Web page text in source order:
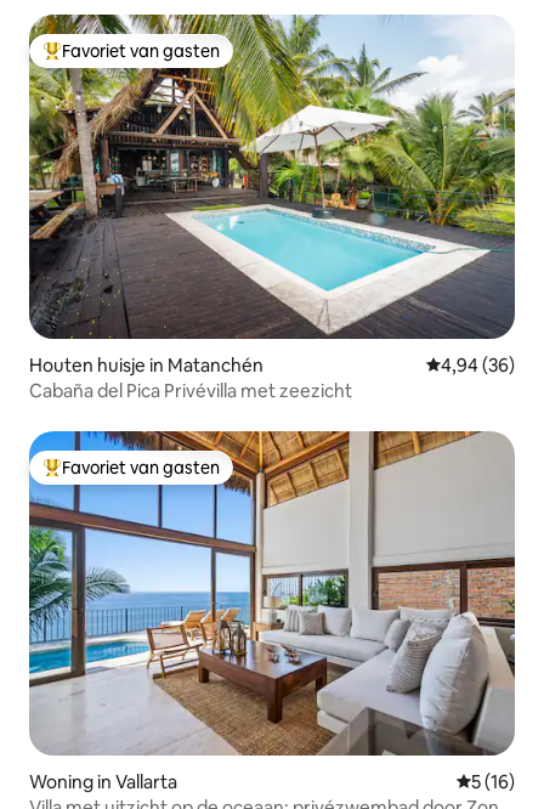
Topfavoriet van gasten
Favoriet van gasten
Houten huisje in Matanchén Gemiddelde
4,94 (36)
Cabaña del Pica Privévilla met zeezicht
Topfavoriet van gasten
Favoriet van gasten
Woning in Vallarta
5 (16)